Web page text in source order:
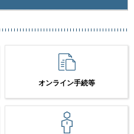
オンライン手続等